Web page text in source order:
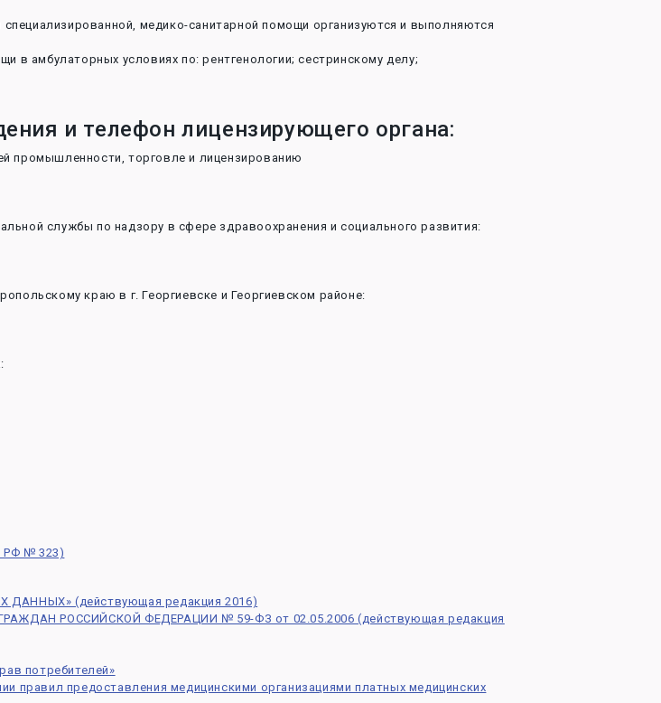
медико-санитарной помощи организуются и выполняются
в амбулаторных условиях по: рентгенологии; сестринскому делу;
и телефон лицензирующего органа:
промышленности, торговле и лицензированию
службы по надзору в сфере здравоохранения и социального развития:
краю в г. Георгиевске и Георгиевском районе:
РФ № 323)
(действующая редакция 2016)
РОССИЙСКОЙ ФЕДЕРАЦИИ № 59-ФЗ от 02.05.2006 (действующая редакция
потребителей»
правил предоставления медицинскими организациями платных медицинских